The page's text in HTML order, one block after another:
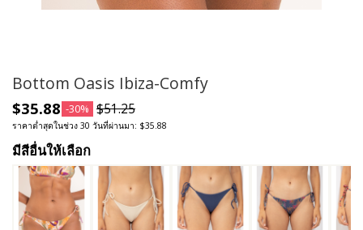
Bottom Oasis Ibiza-Comfy
$35.88 -30% $51.25
ราคาต่ำสุดในช่วง 30 วันที่ผ่านมา: $35.88
มีสีอื่นให้เลือก